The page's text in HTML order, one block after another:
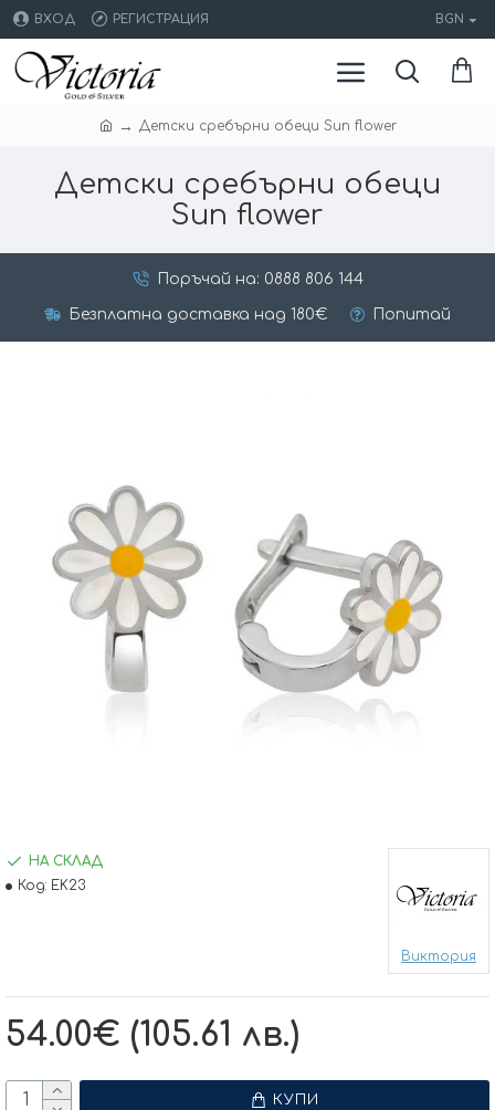
ВХОД РЕГИСТРАЦИЯ BGN
Детски сребърни обеци Sun flower
Детски сребърни обеци
Sun flower
Поръчай на: 0888 806 144
Безплатна доставка над 180€ Попитай
54.00€ (105.61 лв.)
НА СКЛАД
Код: EK23
Виктория
КУПИ